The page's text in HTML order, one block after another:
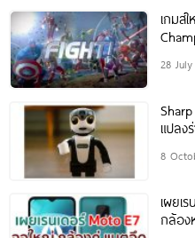
เกมส์
28
แปลง
8
เผยเ
กล้อง